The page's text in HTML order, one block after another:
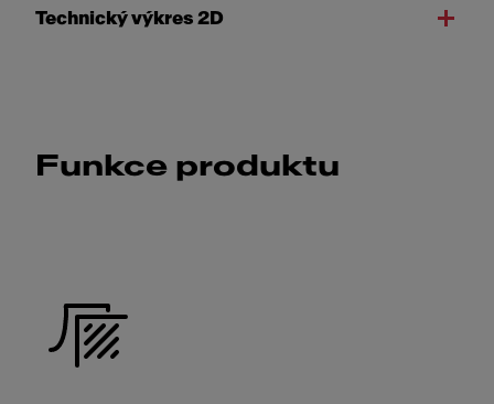
Technický výkres 2D
Funkce produktu